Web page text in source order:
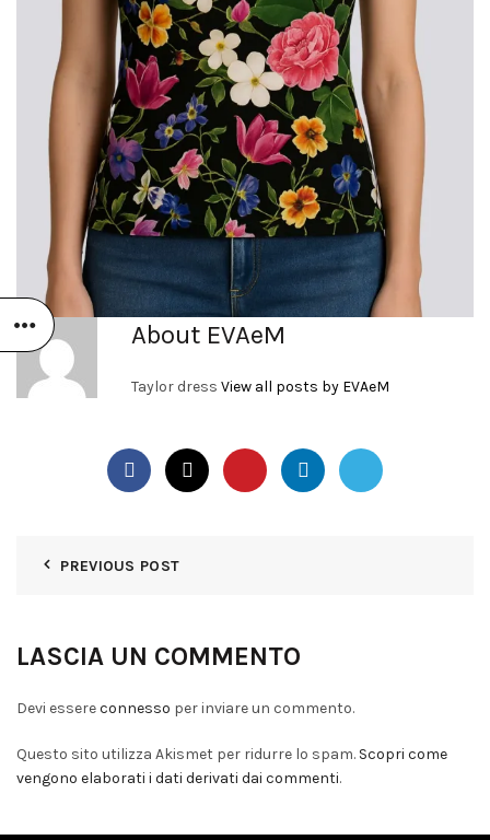
About EVAeM
Taylor dress View all posts by EVAeM
PREVIOUS POST
LASCIA UN COMMENTO
Devi essereconnesso per inviare un commento.
Questo sito utilizza Akismet per ridurre lo spam. Scopri come
vengono elaborati i dati derivati dai commenti.